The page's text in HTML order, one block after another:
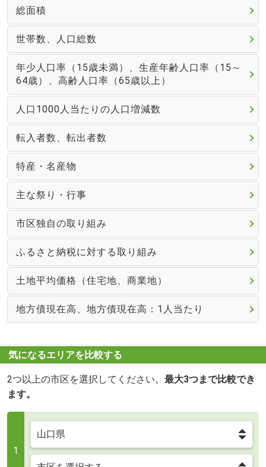
総面積
世帯数、人口総数
年少人口率（15歳未満）、生産年齢人口率（15～
64歳）、高齢人口率（65歳以上）
人口1000人当たりの人口増減数
転入者数、転出者数
特産・名産物
主な祭り・行事
市区独自の取り組み
ふるさと納税に対する取り組み
土地平均価格（住宅地、商業地）
地方債現在高、地方債現在高：1人当たり
気になるエリアを比較する
2つ以上の市区を選択してください。 最大3つまで比較でき
ます。
1